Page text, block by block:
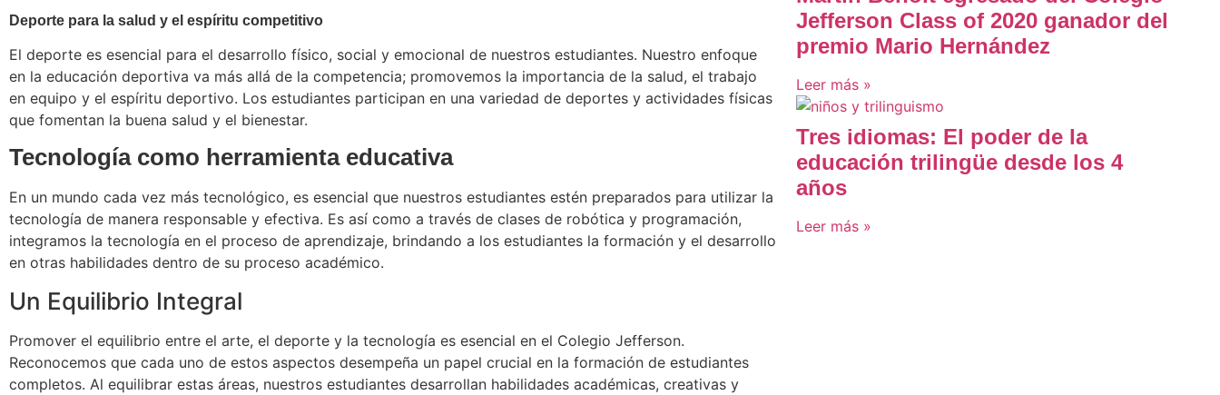
Deporte para la salud y el espíritu competitivo
El deporte es esencial para el desarrollo físico, social y emocional de nuestros estudiantes. Nuestro enfoque
en la educación deportiva va más allá de la competencia; promovemos la importancia de la salud, el trabajo
en equipo y el espíritu deportivo. Los estudiantes participan en una variedad de deportes y actividades físicas
que fomentan la buena salud y el bienestar.
Tecnología como herramienta educativa
En un mundo cada vez más tecnológico, es esencial que nuestros estudiantes estén preparados para utilizar la
tecnología de manera responsable y efectiva. Es así como a través de clases de robótica y programación,
integramos la tecnología en el proceso de aprendizaje, brindando a los estudiantes la formación y el desarrollo
en otras habilidades dentro de su proceso académico.
Un Equilibrio Integral
Promover el equilibrio entre el arte, el deporte y la tecnología es esencial en el Colegio Jefferson.
Reconocemos que cada uno de estos aspectos desempeña un papel crucial en la formación de estudiantes
completos. Al equilibrar estas áreas, nuestros estudiantes desarrollan habilidades académicas, creativas y
Jefferson Class of 2020 ganador del
premio Mario Hernández
Leer más »
Tres idiomas: El poder de la
educación trilingüe desde los 4
años
Leer más »